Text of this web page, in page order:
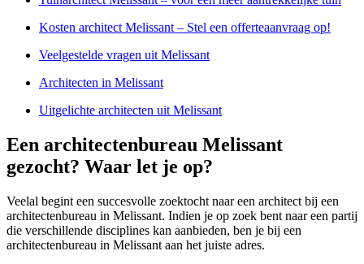
Kosten architect Melissant – Stel een offerteaanvraag op!
Veelgestelde vragen uit Melissant
Architecten in Melissant
Uitgelichte architecten uit Melissant
Een architectenbureau Melissant
gezocht? Waar let je op?
Veelal begint een succesvolle zoektocht naar een architect bij een
architectenbureau in Melissant. Indien je op zoek bent naar een partij
die verschillende disciplines kan aanbieden, ben je bij een
architectenbureau in Melissant aan het juiste adres.